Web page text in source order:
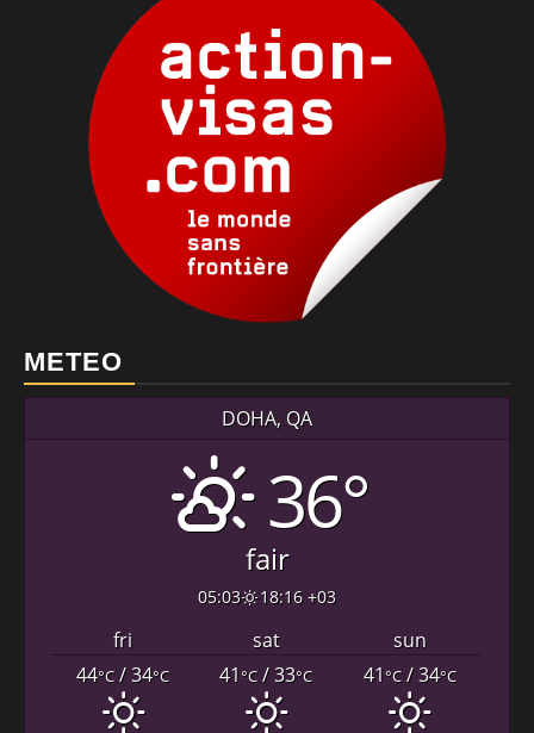
METEO
DOHA, QA
36°
fair
05:03 18:16 +03
fri sat
sun
44°C/ 34°C 41°C/ 33°C 41°C/ 34°C